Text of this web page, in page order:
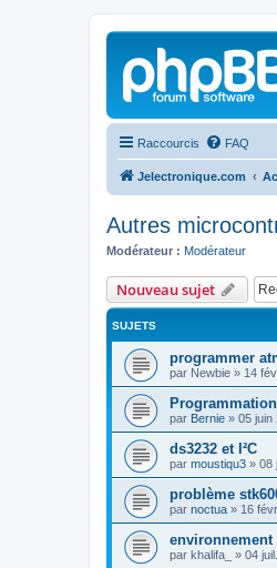
Raccourcis FAQ
Jelectronique.com
Autres
Modérateur : Modérateur
Nouveau sujet
SUJETS
programmer
par Newbie » 14
par Bernie » 05 juin
ds3232 et I²C
par moustiqu3 » 08
problème
par noctua » 16
environnement
par khalifa_ » 04